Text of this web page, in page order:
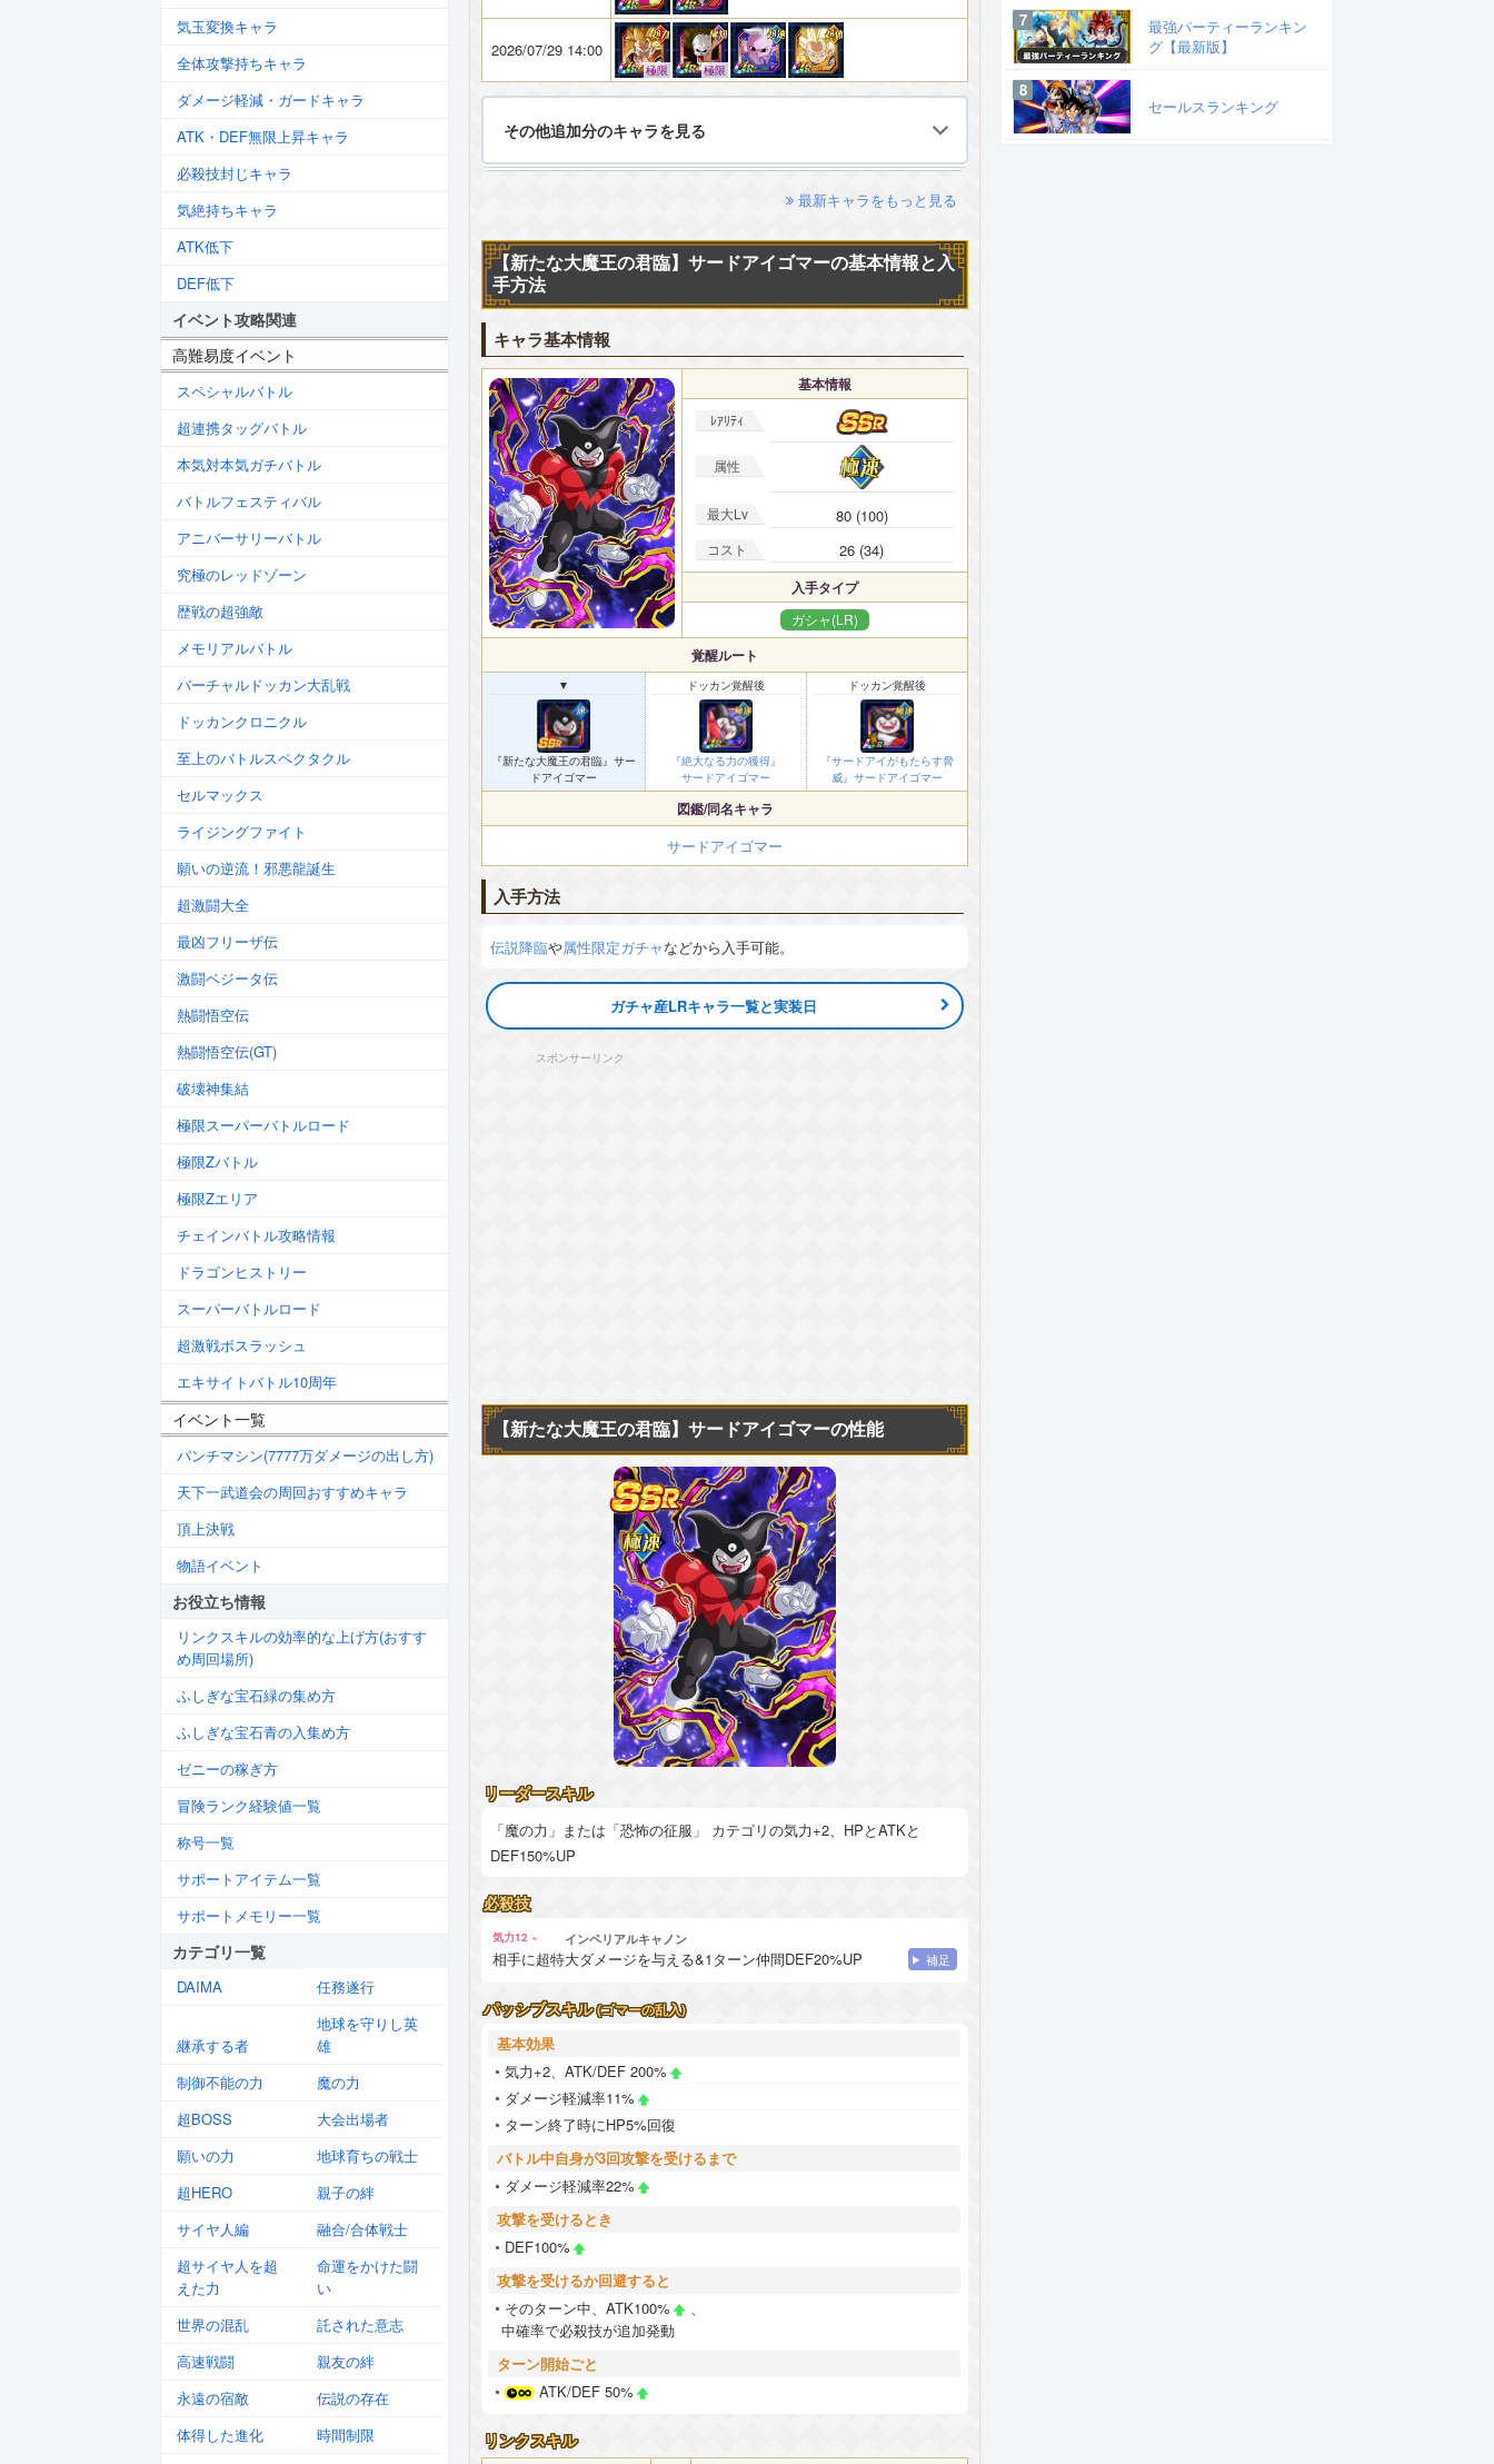
2026/07/29 14:00
極限 極限
その他追加分のキャラを見る
最新キャラをもっと見る
【新たな大魔王の君臨】サードアイゴマーの基本情報と入
手方法
キャラ基本情報
基本情報
ﾚｱﾘﾃｨ
属性
最大Lv 80 (100)
コスト 26 (34)
入手タイプ
ガシャ(LR)
覚醒ルート
▼
『新たな大魔王の君臨』サー
ドアイゴマー
ドッカン覚醒後
『絶大なる力の獲得』
サードアイゴマー
ドッカン覚醒後
『サードアイがもたらす脅
威』サードアイゴマー
図鑑/同名キャラ
サードアイゴマー
入手方法
伝説降臨や属性限定ガチャなどから入手可能。
ガチャ産LRキャラ一覧と実装日
スポンサーリンク
【新たな大魔王の君臨】 サードアイゴマーの性能
リーダースキル
「魔の力」または「恐怖の征服」 カテゴリの気力+2、HPとATKと
DEF150%UP
必殺技
気力12 ~ インペリアルキャノン
相手に超特大ダメージを与える&1ターン仲間DEF20%UP 補足
パッシブスキル (ゴマーの乱入)
基本効果
気力+2、ATK/DEF 200%
ダメージ軽減率11%
ターン終了時にHP5%回復
バトル中自身が3回攻撃を受けるまで
ダメージ軽減率22%
攻撃を受けるとき
DEF100%
攻撃を受けるか回避すると
そのターン中、ATK100%
中確率で必殺技が追加発動
ターン開始ごと
ATK/DEF 50%
リンクスキル
気玉変換キャラ
全体攻撃持ちキャラ
ダメージ軽減・ガードキャラ
ATK・DEF無限上昇キャラ
必殺技封じキャラ
気絶持ちキャラ
ATK低下
DEF低下
イベント攻略関連
高難易度イベント
スペシャルバトル
超連携タッグバトル
本気対本気ガチバトル
バトルフェスティバル
アニバーサリーバトル
究極のレッドゾーン
歴戦の超強敵
メモリアルバトル
バーチャルドッカン大乱戦
ドッカンクロニクル
至上のバトルスペクタクル
セルマックス
ライジングファイト
願いの逆流！邪悪龍誕生
超激闘大全
最凶フリーザ伝
激闘ベジータ伝
熱闘悟空伝
熱闘悟空伝(GT)
破壊神集結
極限スーパーバトルロード
極限Zバトル
極限Zエリア
チェインバトル攻略情報
ドラゴンヒストリー
スーパーバトルロード
超激戦ボスラッシュ
エキサイトバトル10周年
イベント一覧
パンチマシン(7777万ダメージの出し方)
天下一武道会の周回おすすめキャラ
頂上決戦
物語イベント
お役立ち情報
リンクスキルの効率的な上げ方(おすす
め周回場所)
ふしぎな宝石緑の集め方
ふしぎな宝石青の入集め方
ゼニーの稼ぎ方
冒険ランク経験値一覧
称号一覧
サポートアイテム一覧
サポートメモリー一覧
カテゴリ一覧
DAIMA 任務遂行
継承する者
地球を守りし英
雄
制御不能の力
魔の力
超BOSS
大会出場者
願いの力
地球育ちの戦士
超HERO
親子の絆
サイヤ人編
融合/合体戦士
超サイヤ人を超
えた力
命運をかけた闘
い
世界の混乱
託された意志
高速戦闘
親友の絆
永遠の宿敵
伝説の存在
体得した進化
時間制限
最強パーティーランキン
グ【最新版】
セールスランキング